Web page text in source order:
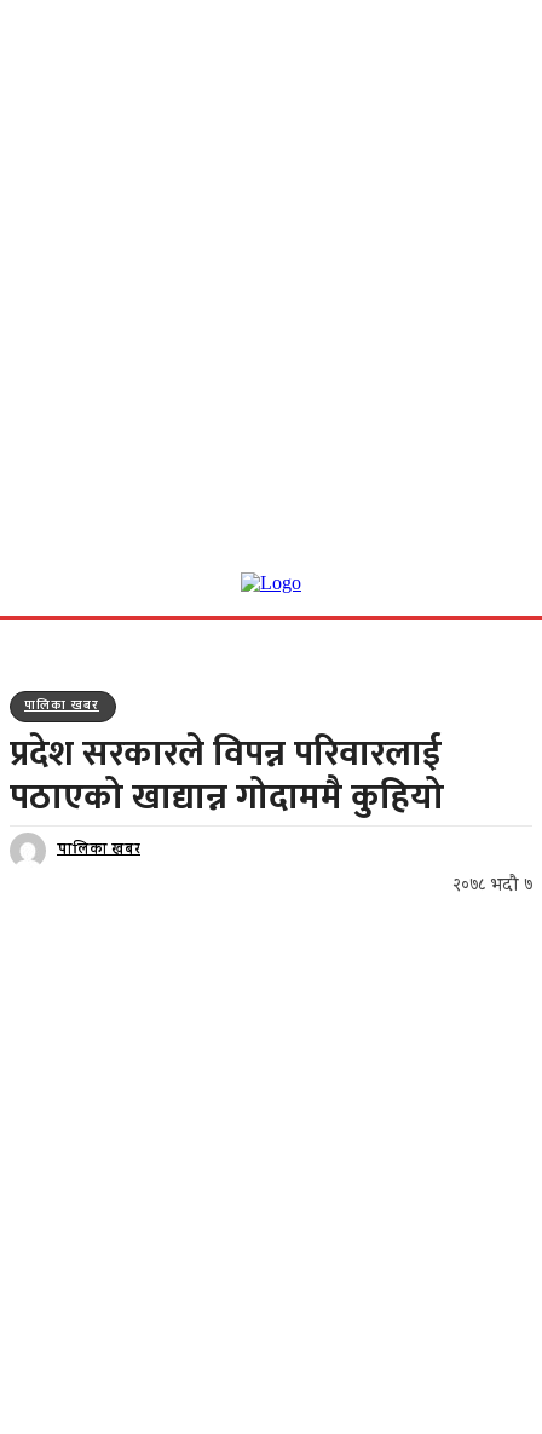
पालिका खबर
प्रदेश सरकारले विपन्न परिवारलाई
पठाएको खाद्यान्न गोदाममै कुहियो
पालिका खबर
२०७८ भदौ ७